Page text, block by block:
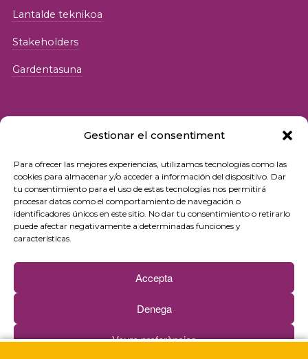
Gestionar el consentiment
Para ofrecer las mejores experiencias, utilizamos tecnologías como las
cookies para almacenar y/o acceder a información del dispositivo. Dar
tu consentimiento para el uso de estas tecnologías nos permitirá
procesar datos como el comportamiento de navegación o
identificadores únicos en este sitio. No dar tu consentimiento o retirarlo
puede afectar negativamente a determinadas funciones y
características.
Accepta
Denega
Veure preferències
Lantalde teknikoa
Stakeholders
Gardentasuna
© 2026 Fundació iSocial
Pribatutasun-politika
Erabilera-baldintzak
Cookie politika
Kontaktua